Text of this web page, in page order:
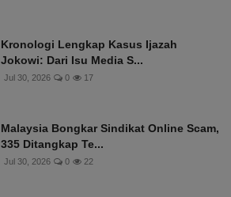
Kronologi Lengkap Kasus Ijazah
Jokowi: Dari Isu Media S...
Jul 30, 2026 0 17
Malaysia Bongkar Sindikat Online Scam,
335 Ditangkap Te...
Jul 30, 2026 0 22